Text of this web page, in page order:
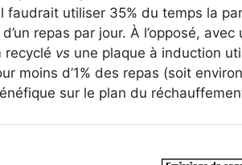
faudrait utiliser 35% du temps la
repas par jour. À l’opposé,
recyclé vs une plaque à induction
moins d’1% des repas (soit
sur le plan du